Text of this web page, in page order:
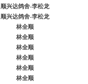
顺兴达鸽舍-李松龙
顺兴达鸽舍-李松龙
林全顺
林全顺
林全顺
林全顺
林全顺
林全顺